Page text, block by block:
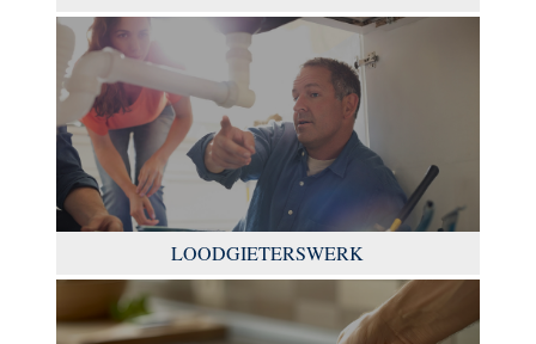
LOODGIETERSWERK